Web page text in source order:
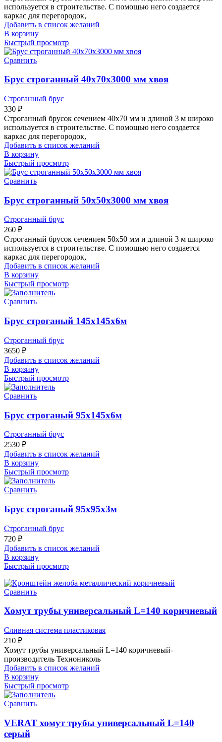
используется в строительстве. С помощью него создается
каркас для перегородок,
Добавить в список желаний
В корзину
Быстрый просмотр
Сравнить
Брус строганный 40х70х3000 мм хвоя
Строганный брус
330 ₽
Строганный брусок сечением 40х70 мм и длиной 3 м широко
используется в строительстве. С помощью него создается
каркас для перегородок,
Добавить в список желаний
В корзину
Быстрый просмотр
Сравнить
Брус строганный 50х50х3000 мм хвоя
Строганный брус
260 ₽
Строганный брусок сечением 50х50 мм и длиной 3 м широко
используется в строительстве. С помощью него создается
каркас для перегородок,
Добавить в список желаний
В корзину
Быстрый просмотр
Сравнить
Брус строганый 145х145х6м
Строганный брус
3650 ₽
Добавить в список желаний
В корзину
Быстрый просмотр
Сравнить
Брус строганый 95х145х6м
Строганный брус
2530 ₽
Добавить в список желаний
В корзину
Быстрый просмотр
Сравнить
Брус строганый 95х95х3м
Строганный брус
720 ₽
Добавить в список желаний
В корзину
Быстрый просмотр
Сравнить
Хомут трубы универсальный L=140 коричневый
Сливная система пластиковая
210 ₽
Хомут трубы универсальный L=140 коричневый-
производитель Технониколь
Добавить в список желаний
В корзину
Быстрый просмотр
Сравнить
VERAT хомут трубы универсальный L=140
серый